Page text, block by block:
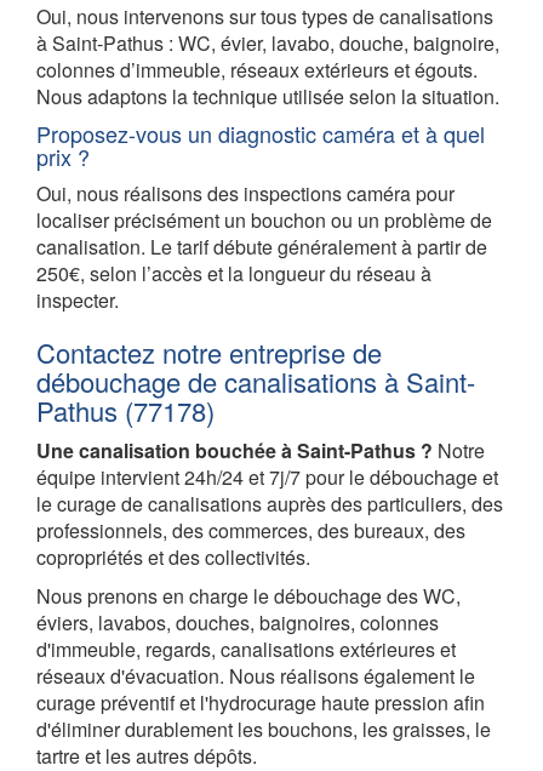
Oui, nous intervenons sur tous types de canalisations
à Saint-Pathus : WC, évier, lavabo, douche, baignoire,
colonnes d’immeuble, réseaux extérieurs et égouts.
Nous adaptons la technique utilisée selon la situation.
Proposez-vous un diagnostic caméra et à quel
prix ?
Oui, nous réalisons des inspections caméra pour
localiser précisément un bouchon ou un problème de
canalisation. Le tarif débute généralement à partir de
250€, selon l’accès et la longueur du réseau à
inspecter.
Contactez notre entreprise de
débouchage de canalisations à Saint-
Pathus (77178)
Une canalisation bouchée à Saint-Pathus ? Notre
équipe intervient 24h/24 et 7j/7 pour le débouchage et
le curage de canalisations auprès des particuliers, des
professionnels, des commerces, des bureaux, des
copropriétés et des collectivités.
Nous prenons en charge le débouchage des WC,
éviers, lavabos, douches, baignoires, colonnes
d'immeuble, regards, canalisations extérieures et
réseaux d'évacuation. Nous réalisons également le
curage préventif et l'hydrocurage haute pression afin
d'éliminer durablement les bouchons, les graisses, le
tartre et les autres dépôts.